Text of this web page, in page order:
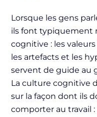
Lorsque les gens
ils font typiquement
cognitive : les
les artefacts et les
servent de guide au
La culture cognitive
sur la façon dont ils
comporter au travail